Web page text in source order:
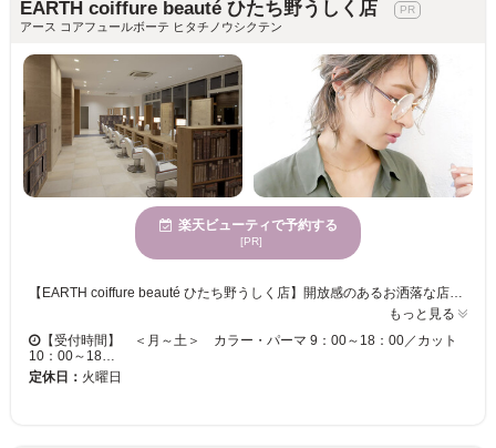
EARTH coiffure beauté ひたち野うしく店
アース コアフュールボーテ ヒタチノウシクテン
楽天ビューティで予約する
[PR]
【EARTH coiffure beauté ひたち野うしく店】開放感のあるお洒落な店内で、磨き抜かれた技術が味わえます♪ お客様一人ひとりへの丁寧なカウンセリングが魅力的★ベテランの実力派スタイリスト多数在籍！トレンドをプラスして、セルフスタイリングが楽になる再現性の高いスタイルに♪ 【EARTH coiffure beauté ひたち野うしく店】で、キレイへの近道を見つけませんか？
もっと見る
【受付時間】 ＜月～土＞ カラー・パーマ 9：00～18：00／カット
10：00～18…
定休日： 火曜日